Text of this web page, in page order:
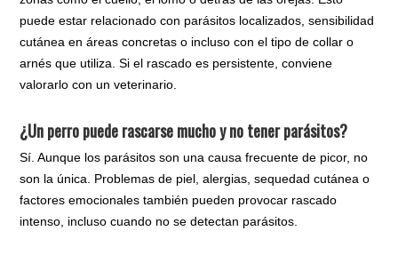
puede estar relacionado con parásitos localizados, sensibilidad
cutánea en áreas concretas o incluso con el tipo de collar o
arnés que utiliza. Si el rascado es persistente, conviene
valorarlo con un veterinario.
¿Un perro puede rascarse mucho y no tener parásitos?
Sí. Aunque los parásitos son una causa frecuente de picor, no
son la única. Problemas de piel, alergias, sequedad cutánea o
factores emocionales también pueden provocar rascado
intenso, incluso cuando no se detectan parásitos.